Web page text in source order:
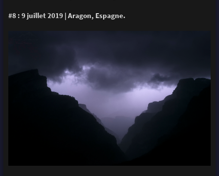
#8 : 9 juillet 2019 | Aragon, Espagne.